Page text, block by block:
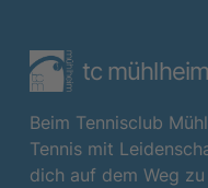
tc mühlheim
Beim Tennisclub
Tennis mit
dich auf dem Weg